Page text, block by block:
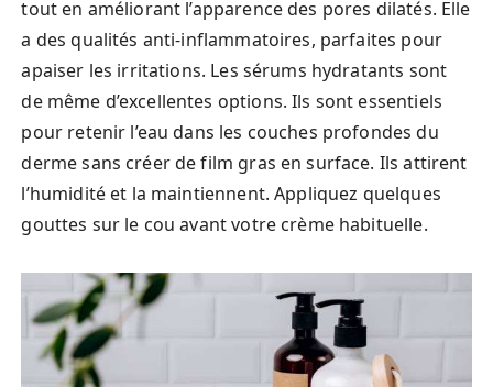
tout en améliorant l’apparence des pores dilatés. Elle
a des qualités anti-inflammatoires, parfaites pour
apaiser les irritations. Les sérums hydratants sont
de même d’excellentes options. Ils sont essentiels
pour retenir l’eau dans les couches profondes du
derme sans créer de film gras en surface. Ils attirent
l’humidité et la maintiennent. Appliquez quelques
gouttes sur le cou avant votre crème habituelle.